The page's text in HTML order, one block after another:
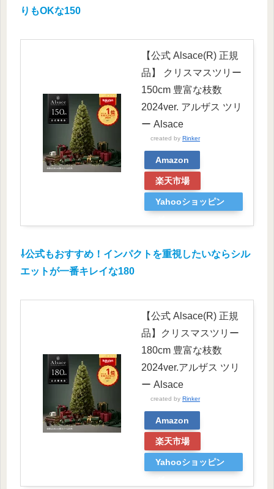
りもOKな150
【公式 Alsace(R) 正規
品】 クリスマスツリー
150cm 豊富な枝数
2024ver. アルザス ツリ
ー Alsace
created by Rinker
Amazon
楽天市場
Yahooショッピン
⇩公式もおすすめ！インパクトを重視したいならシル
エットが一番キレイな180
【公式 Alsace(R) 正規
品】クリスマスツリー
180cm 豊富な枝数
2024ver.アルザス ツリ
ー Alsace
created by Rinker
Amazon
楽天市場
Yahooショッピン